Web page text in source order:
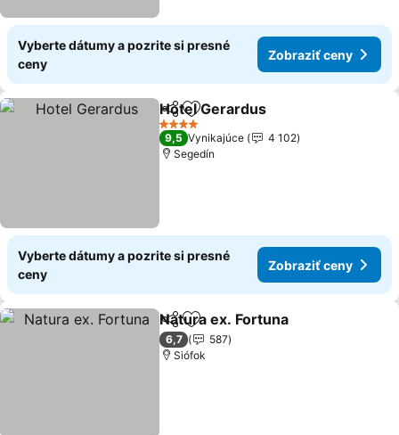
Vyberte dátumy a pozrite si presné
ceny
Zobraziť ceny
ZdieľaťPridať do obľúbených
Hotel Gerardus
4 Počet hviezdičiek
9,5 Vynikajúce
4 102
Segedín
Vyberte dátumy a pozrite si presné
ceny
Zobraziť ceny
ZdieľaťPridať do obľúbených
Natura ex. Fortuna
6,7
587
Siófok